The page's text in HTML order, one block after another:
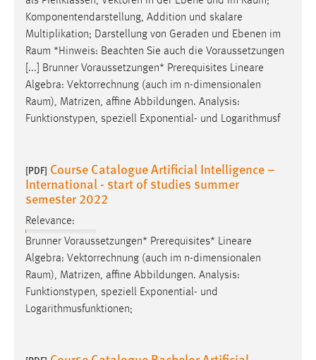
Komponentendarstellung, Addition und skalare
Multiplikation; Darstellung von Geraden und Ebenen im
Raum *Hinweis: Beachten Sie auch die Voraussetzungen
[...] Brunner Voraussetzungen* Prerequisites Lineare
Algebra: Vektorrechnung (auch im n-dimensionalen
Raum), Matrizen, affine Abbildungen. Analysis:
Funktionstypen, speziell Exponential- und Logarithmusf
[PDF] Course Catalogue Artificial Intelligence –
International - start of studies summer
semester 2022
Relevance:
Brunner Voraussetzungen* Prerequisites* Lineare
Algebra: Vektorrechnung (auch im n-dimensionalen
Raum), Matrizen, affine Abbildungen. Analysis:
Funktionstypen, speziell Exponential- und
Logarithmusfunktionen;